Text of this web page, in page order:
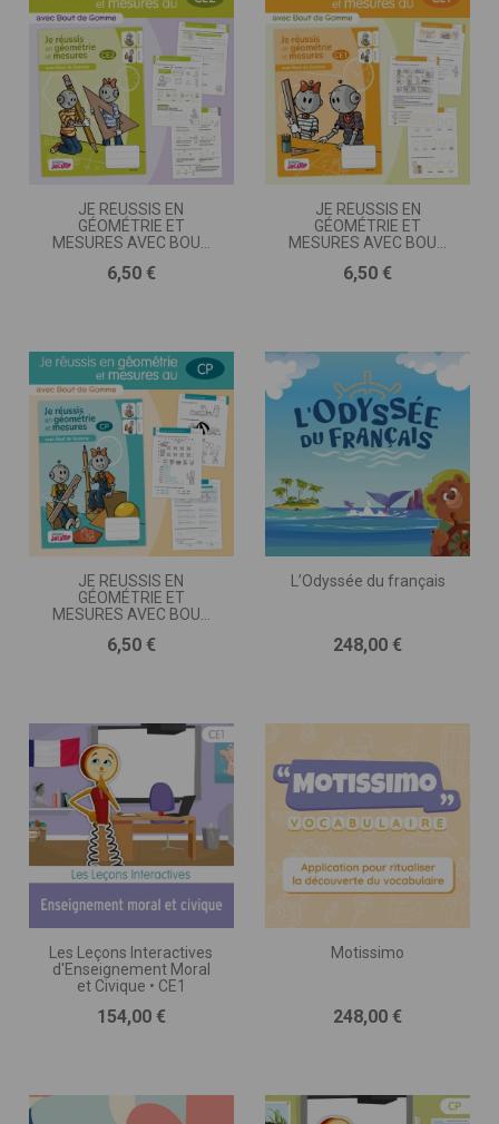
JE RÉUSSIS EN
GÉOMÉTRIE ET
MESURES AVEC BOUT
Prix
6,50 €
JE RÉUSSIS EN
GÉOMÉTRIE ET
MESURES AVEC BOUT
Prix
6,50 €
JE RÉUSSIS EN
GÉOMÉTRIE ET
MESURES AVEC BOUT
Prix
6,50 €
L’Odyssée du français
Prix
248,00 €
Les Leçons Interactives
d'Enseignement Moral
et Civique • CE1
Prix
154,00 €
Motissimo
Prix
248,00 €